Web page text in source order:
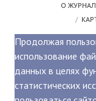
О
Продолжая
использование
данных в целях
статистических